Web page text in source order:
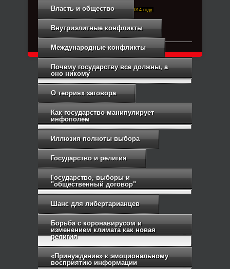
Власть и общество
Внутриэлитные конфликты
Международные конфликты
Почему государству все должны, а
оно никому
О теориях заговора
Как государство манипулирует
инфополем
Иллюзия полноты выбора
Государство и религия
Государство, выборы и
"общественный договор"
Шанс для либертарианцев
Борьба с коронавирусом и
изменением климата как новая
религия
«Принуждение» к эмоциональному
восприятию информации
Right-Dexter-ПРАВЫЙ ФРОНТ. Основан в 2014 году.
Связь с администрацией